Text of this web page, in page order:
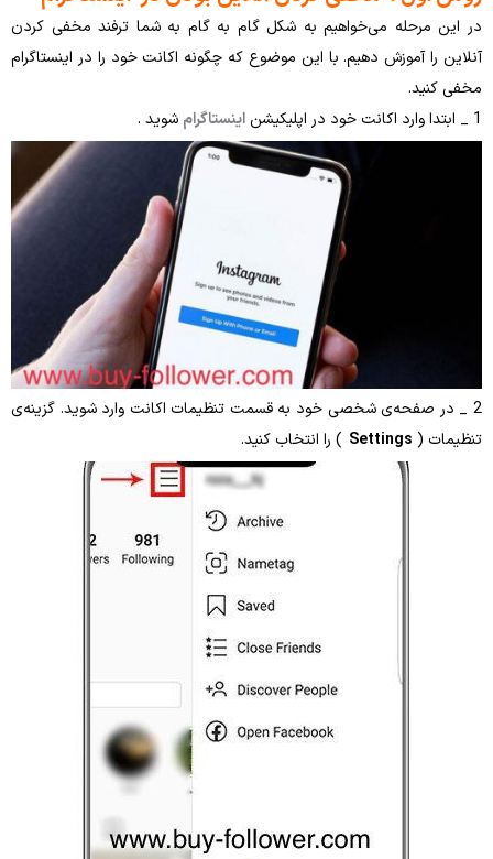
می‌خواهیم به شکل گام به گام به شما ترفند مخفی کردن
دهیم. با این موضوع که چگونه اکانت خود را در اینستاگرام
اینستاگرامشوید .
شخصی خود به قسمت تنظیمات اکانت وارد شوید. گزینه‌ی
) را انتخاب کنید.